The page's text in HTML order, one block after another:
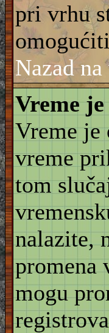
pri vrhu
Nazad
Vreme
Vreme je
vreme
tom
nalazite,
promena
mogu